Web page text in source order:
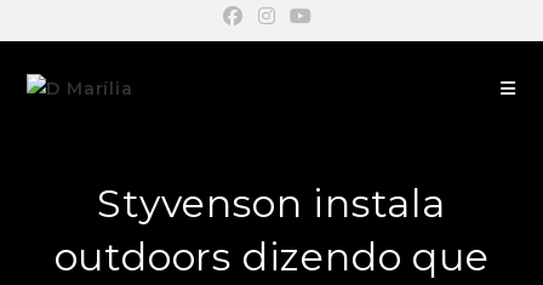
Styvenson instala
outdoors dizendo que